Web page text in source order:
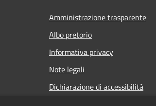
Amministrazione trasparente
Albo pretorio
Informativa privacy
Note legali
Dichiarazione di accessibilità